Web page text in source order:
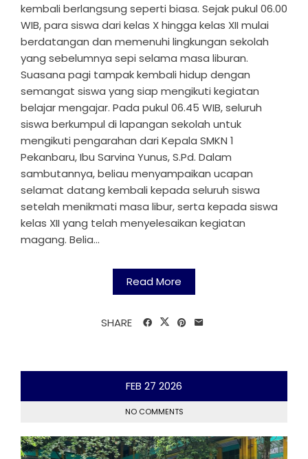
kembali berlangsung seperti biasa. Sejak pukul 06.00
WIB, para siswa dari kelas X hingga kelas XII mulai
berdatangan dan memenuhi lingkungan sekolah
yang sebelumnya sepi selama masa liburan.
Suasana pagi tampak kembali hidup dengan
semangat siswa yang siap mengikuti kegiatan
belajar mengajar. Pada pukul 06.45 WIB, seluruh
siswa berkumpul di lapangan sekolah untuk
mengikuti pengarahan dari Kepala SMKN 1
Pekanbaru, Ibu Sarvina Yunus, S.Pd. Dalam
sambutannya, beliau menyampaikan ucapan
selamat datang kembali kepada seluruh siswa
setelah menikmati masa libur, serta kepada siswa
kelas XII yang telah menyelesaikan kegiatan
magang. Belia...
Read More
SHARE
FEB 27 2026
NO COMMENTS